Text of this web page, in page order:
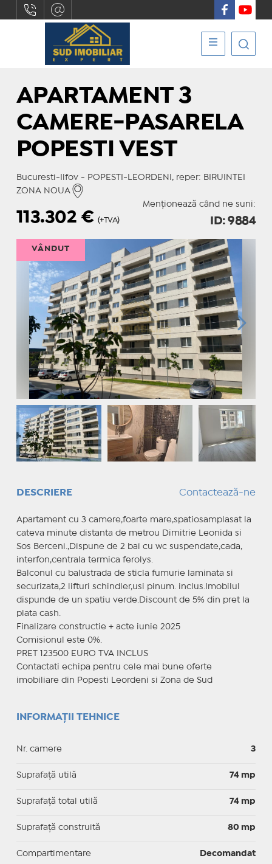
APARTAMENT 3
CAMERE-PASARELA
POPESTI VEST
Bucuresti-Ilfov - POPESTI-LEORDENI, reper: BIRUINTEI
ZONA NOUA
Menționează când ne suni:
113.302 € (+TVA) ID: 9884
VÂNDUT
DESCRIERE Contactează-ne
Apartament cu 3 camere,foarte mare,spatiosamplasat la
cateva minute distanta de metrou Dimitrie Leonida si
Sos Berceni.,Dispune de 2 bai cu wc suspendate,cada,
interfon,centrala termica ferolys.
Balconul cu balustrada de sticla fumurie laminata si
securizata,2 lifturi schindler,usi pinum. inclus.Imobilul
dispunde de un spatiu verde.Discount de 5% din pret la
plata cash.
Finalizare constructie + acte iunie 2025
Comisionul este 0%.
PRET 123500 EURO TVA INCLUS
Contactati echipa pentru cele mai bune oferte
imobiliare din Popesti Leordeni si Zona de Sud
INFORMAȚII TEHNICE
Nr. camere 3
Suprafaţă utilă 74 mp
Suprafaţă total utilă 74 mp
Suprafaţă construită 80 mp
Compartimentare Decomandat